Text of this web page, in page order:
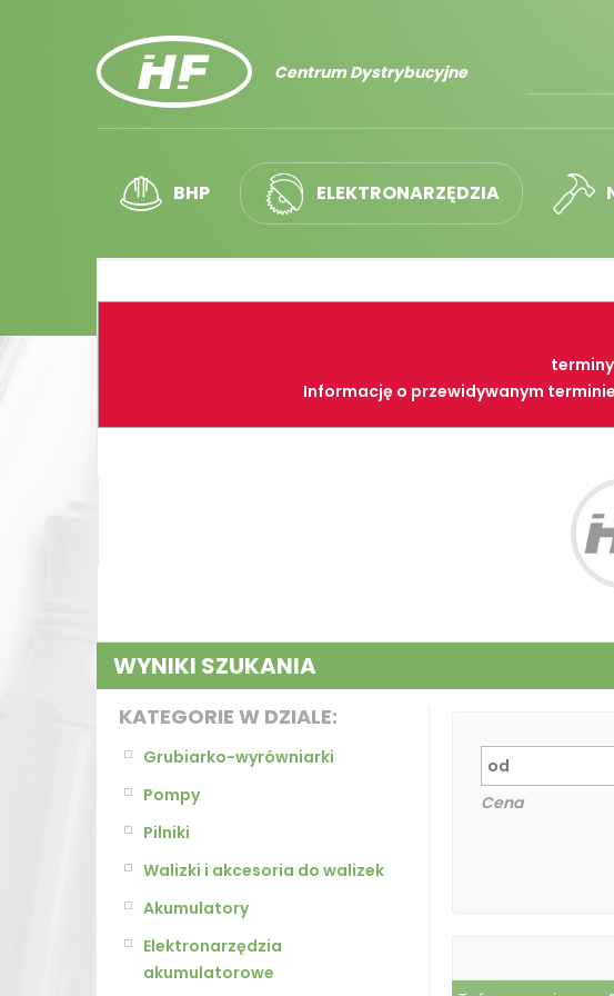
Centrum Dystrybucyjne
BHP ELEKTRONARZĘDZIA
Informację o przewidywanym
WYNIKI SZUKANIA
KATEGORIE W DZIALE:
Grubiarko-wyrówniarki
Pompy
Pilniki
Walizki i akcesoria do walizek
Akumulatory
Elektronarzędzia
akumulatorowe
Cena